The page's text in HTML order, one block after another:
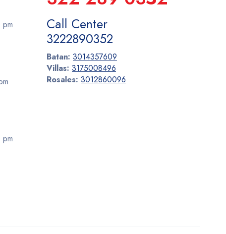
Call Center
3222890352
Batan: 3014357609
Villas: 3175008496
Rosales: 3012860096